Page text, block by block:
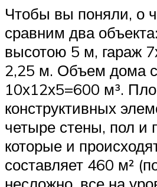
Чтобы вы поняли, о
сравним два
высотою 5 м, гараж
2,25 м. Объем дома
10х12х5=600 м³.
конструктивных
четыре стены, пол и
которые и
составляет 460 м²